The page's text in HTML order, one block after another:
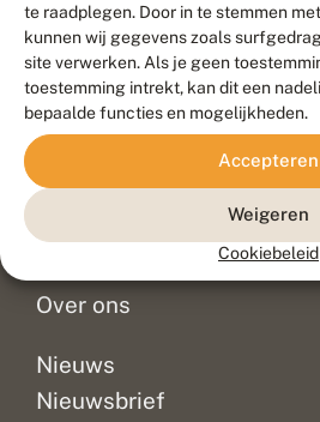
te raadplegen. Door in te stemmen
kunnen wij gegevens zoals
site verwerken. Als je geen
toestemming intrekt, kan dit een
bepaalde functies en mogelijkheden.
Accepteren
Weigeren
Cookiebeleid
Contact
Veelgestelde vragen
Doneer
Over ons
Nieuws
Nieuwsbrief
Meld waarnemingen
© 2026
Duurzaam ontwikkeld door
Blue Field
Privacy
Disclaimer
Sitemap